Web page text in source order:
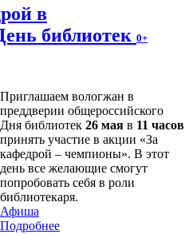
в
библиотек 0+
Приглашаем вологжан в
преддверии общероссийского
Дня библиотек 26 мая в 11 часов
принять участие в акции «За
кафедрой – чемпионы». В этот
день все желающие смогут
попробовать себя в роли
библиотекаря.
Афиша
Подробнее